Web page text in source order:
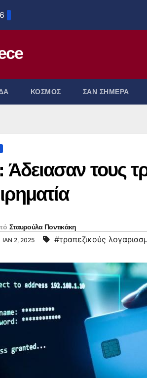
ΚΟΣΜΟΣ ΣΑΝ ΣΗΜΕΡΑ
τους
Σταυρούλα Ποντικάκη
ΙΑΝ 2, 2025 #τραπεζικούς